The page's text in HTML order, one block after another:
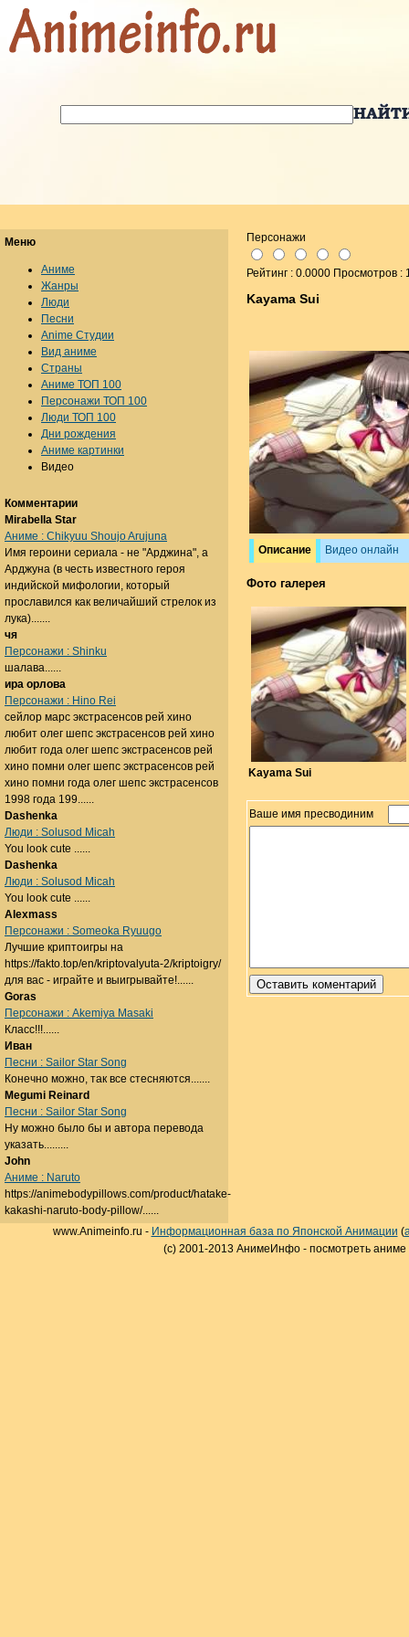
Персонажи
Рейтинг : 0.0000 Просмотров :
Kayama Sui
Описание Видео онлайн
Фото галерея
Kayama Sui
Ваше имя пресводиним
Меню
Аниме
Жанры
Люди
Песни
Anime Студии
Вид аниме
Страны
Аниме ТОП 100
Персонажи ТОП 100
Люди ТОП 100
Дни рождения
Аниме картинки
Видео
Комментарии
Mirabella Star
Аниме : Chikyuu Shoujo Arujuna
Имя героини сериала - не "Арджина", а
Арджуна (в честь известного героя
индийской мифологии, который
прославился как величайший стрелок из
лука).......
чя
Персонажи : Shinku
шалава......
ира орлова
Персонажи : Hino Rei
сейлор марс экстрасенсов рей хино
любит олег шепс экстрасенсов рей хино
любит года олег шепс экстрасенсов рей
хино помни олег шепс экстрасенсов рей
хино помни года олег шепс экстрасенсов
1998 года 199......
Dashenka
Люди : Solusod Micah
You look cute ......
Dashenka
Люди : Solusod Micah
You look cute ......
Alexmass
Персонажи : Someoka Ryuugo
Лучшие криптоигры на
https://fakto.top/en/kriptovalyuta-2/kriptoigry/
для вас - играйте и выигрывайте!......
Goras
Персонажи : Akemiya Masaki
Класс!!!......
Иван
Песни : Sailor Star Song
Конечно можно, так все стесняются.......
Megumi Reinard
Песни : Sailor Star Song
Ну можно было бы и автора перевода
указать.........
John
Аниме : Naruto
https://animebodypillows.com/product/hatake-
kakashi-naruto-body-pillow/......
www.Animeinfo.ru - Информационная база по Японской Анимации (
(c) 2001-2013 АнимеИнфо - посмотреть аниме